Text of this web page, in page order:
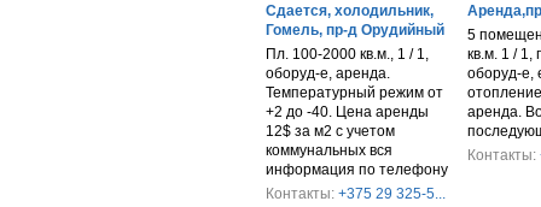
Сдается, холодильник,
Гомель, пр-д Орудийный
Пл. 100-2000 кв.м., 1 / 1,
оборуд-е, аренда.
Температурный режим от
+2 до -40. Цена аренды
12$ за м2 с учетом
коммунальных вся
информация по телефону
Контакты: +375 29 325-5...
5
кв.м. 1 / 1,
оборуд-е,
аренда.
Контакты: